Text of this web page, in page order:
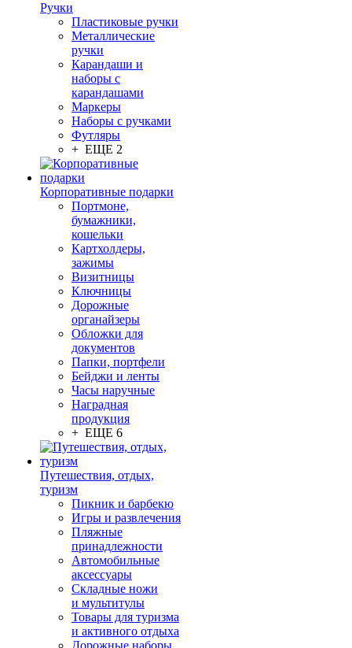
Ручки
Пластиковые ручки
Металлические
ручки
Карандаши и
наборы с
карандашами
Маркеры
Наборы с ручками
Футляры
+ ЕЩЕ 2
Корпоративные подарки
Портмоне,
бумажники,
кошельки
Картхолдеры,
зажимы
Визитницы
Ключницы
Дорожные
органайзеры
Обложки для
документов
Папки, портфели
Бейджи и ленты
Часы наручные
Наградная
продукция
+ ЕЩЕ 6
Путешествия, отдых,
туризм
Пикник и барбекю
Игры и развлечения
Пляжные
принадлежности
Автомобильные
аксессуары
Складные ножи
и мультитулы
Товары для туризма
и активного отдыха
Дорожные наборы